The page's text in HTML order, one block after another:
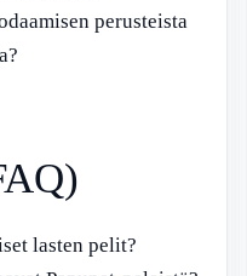
perusteista
lasten pelit?